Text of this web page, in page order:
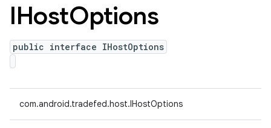
IHostOptions
public interface IHostOptions
com.android.tradefed.host.IHostOptions